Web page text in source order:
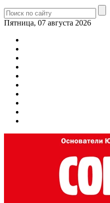
Пятница, 07 августа 2026